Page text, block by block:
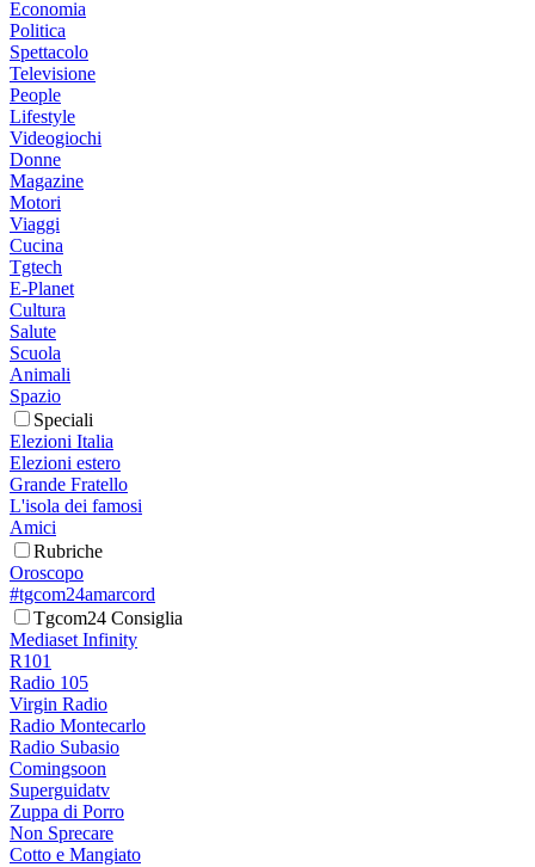
Economia
Politica
Spettacolo
Televisione
People
Lifestyle
Videogiochi
Donne
Magazine
Motori
Viaggi
Cucina
Tgtech
E-Planet
Cultura
Salute
Scuola
Animali
Spazio
Speciali
Elezioni Italia
Elezioni estero
Grande Fratello
L'isola dei famosi
Amici
Rubriche
Oroscopo
#tgcom24amarcord
Tgcom24 Consiglia
Mediaset Infinity
R101
Radio 105
Virgin Radio
Radio Montecarlo
Radio Subasio
Comingsoon
Superguidatv
Zuppa di Porro
Non Sprecare
Cotto e Mangiato